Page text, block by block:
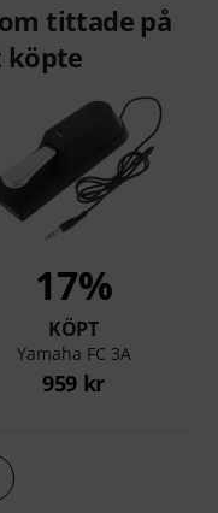
tittade på
köpte
17%
KÖPT
Yamaha FC 3A
959 kr